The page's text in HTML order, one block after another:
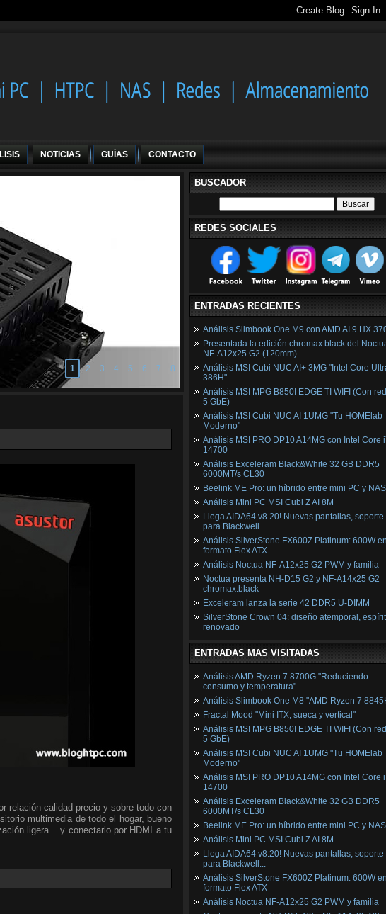
NOTICIAS GUÍAS CONTACTO
1 2 3 4 5 6 7 8
relación calidad precio y sobre todo con
multimedia de todo el hogar, bueno
ligera... y conectarlo por HDMI a tu
BUSCADOR
REDES SOCIALES
ENTRADAS RECIENTES
Análisis Slimbook One M9 con AMD AI 9 HX
Presentada la edición chromax.black del
NF‑A12x25 G2 (120mm)
Análisis MSI Cubi NUC AI+ 3MG "Intel Core
386H"
Análisis MSI MPG B850I EDGE TI WIFI (Con
5 GbE)
Análisis MSI Cubi NUC AI 1UMG "Tu HOMElab
Moderno"
Análisis MSI PRO DP10 A14MG con Intel Core
14700
Análisis Exceleram Black&White 32 GB DDR5
6000MT/s CL30
Beelink ME Pro: un híbrido entre mini PC y NAS
Análisis Mini PC MSI Cubi Z AI 8M
Llega AIDA64 v8.20! Nuevas pantallas, soporte
para Blackwell...
Análisis SilverStone FX600Z Platinum: 600W
formato Flex ATX
Análisis Noctua NF-A12x25 G2 PWM y familia
Noctua presenta NH-D15 G2 y NF-A14x25 G2
chromax.black
Exceleram lanza la serie 42 DDR5 U-DIMM
SilverStone Crown 04: diseño atemporal,
renovado
ENTRADAS MAS VISITADAS
Análisis AMD Ryzen 7 8700G "Reduciendo
consumo y temperatura"
Análisis Slimbook One M8 "AMD Ryzen 7
Fractal Mood "Mini ITX, sueca y vertical"
Análisis MSI MPG B850I EDGE TI WIFI (Con
5 GbE)
Análisis MSI Cubi NUC AI 1UMG "Tu HOMElab
Moderno"
Análisis MSI PRO DP10 A14MG con Intel Core
14700
Análisis Exceleram Black&White 32 GB DDR5
6000MT/s CL30
Beelink ME Pro: un híbrido entre mini PC y NAS
Análisis Mini PC MSI Cubi Z AI 8M
Llega AIDA64 v8.20! Nuevas pantallas, soporte
para Blackwell...
Análisis SilverStone FX600Z Platinum: 600W
formato Flex ATX
Análisis Noctua NF-A12x25 G2 PWM y familia